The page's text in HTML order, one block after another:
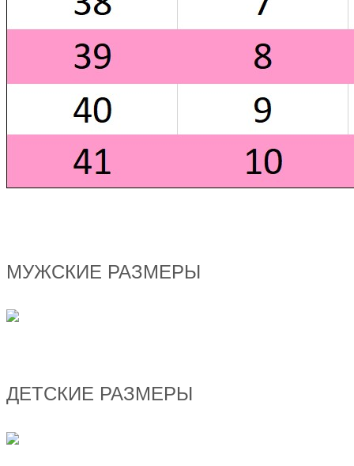
МУЖСКИЕ РАЗМЕРЫ
ДЕТСКИЕ РАЗМЕРЫ